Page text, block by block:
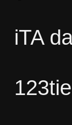
iTA
123tie